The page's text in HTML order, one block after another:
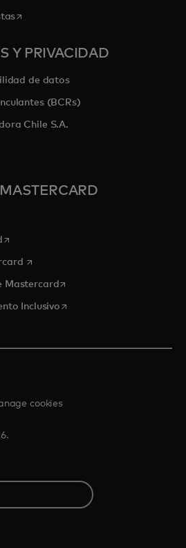
se abre en una pestaña nueva
Y PRIVACIDAD
de datos
(BCRs)
Chile S.A.
una pestaña nueva
se abre en una pestaña nueva
se abre en una pestaña nueva
Mastercardse abre en una pestaña
Inclusivose abre en una pestaña
cookies